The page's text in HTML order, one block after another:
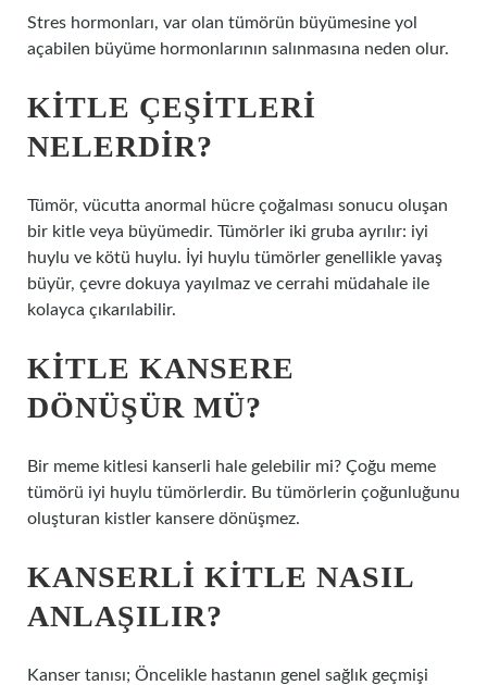
Stres hormonları, var olan tümörün büyümesine yol
açabilen büyüme hormonlarının salınmasına neden olur.
KITLE ÇEŞITLERI
NELERDIR?
Tümör, vücutta anormal hücre çoğalması sonucu oluşan
bir kitle veya büyümedir. Tümörler iki gruba ayrılır: iyi
huylu ve kötü huylu. İyi huylu tümörler genellikle yavaş
büyür, çevre dokuya yayılmaz ve cerrahi müdahale ile
kolayca çıkarılabilir.
KITLE KANSERE
DÖNÜŞÜR MÜ?
Bir meme kitlesi kanserli hale gelebilir mi? Çoğu meme
tümörü iyi huylu tümörlerdir. Bu tümörlerin çoğunluğunu
oluşturan kistler kansere dönüşmez.
KANSERLI KITLE NASIL
ANLAŞILIR?
Kanser tanısı; Öncelikle hastanın genel sağlık geçmişi